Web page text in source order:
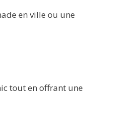
en ville ou une
tout en offrant une